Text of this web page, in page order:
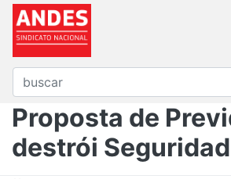
Proposta de
destrói